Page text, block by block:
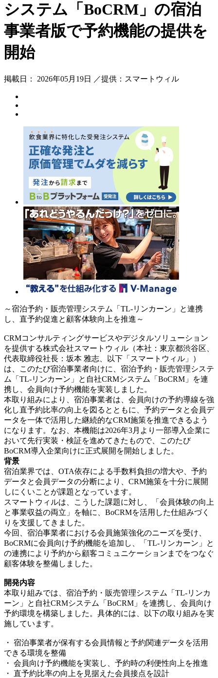
システム「BoCRM」の宿泊
事業者版で予約機能の提供を
開始
掲載日： 2026年05月19日 ／提供：スマートウィル
～宿泊予約・販売管理システム「TL-リンカーン」と連携
し、直予約促進と顧客体験向上を推進～
CRMコンサルティングサービスやデジタルソリューション
を提供する株式会社スマートウィル（本社：東京都渋谷区、
代表取締役社長：坂本 雅志、以下「スマートウィル」）
は、このたび宿泊事業者向けに、宿泊予約・販売管理システ
ム「TL-リンカーン」と自社CRMシステム「BoCRM」を連
携し、会員向け予約機能を実装しました。
本取り組みにより、宿泊事業者は、会員向けの予約導線を強
化し直予約比率の向上を図るとともに、予約データと会員デ
ータを一体で活用した継続的なCRM施策を推進できるよう
になります。なお、本機能は2026年3月より一部導入企業に
おいて先行実装・検証を進めてきたもので、このたび
BoCRM導入企業向けに正式展開を開始しました。
背景
宿泊業界では、OTA依存による手数料負担の増大や、予約
データと会員データの分断により、CRM施策を十分に展開
しにくいことが課題となっています。
スマートウィルは、こうした課題に対し、「会員体験の向上
と事業収益の両立」を軸に、BoCRMを活用した仕組みづく
りを支援してきました。
今回、宿泊事業者における会員施策強化のニーズを受け、
BoCRMに会員向け予約機能を追加し、「TL-リンカーン」と
の連携により予約から顧客コミュニケーションまでをつなぐ
顧客体験を整備しました。
開発内容
本取り組みでは、宿泊予約・販売管理システム「TL-リンカ
ーン」と自社CRMシステム「BoCRM」を連携し、会員向け
予約環境を構築しました。具体的には、以下の取り組みを実
施しています。
・ 宿泊事業者が保有する会員情報と予約関連データを活用
できる環境を整備
・ 会員向け予約機能を実装し、予約時の利便性向上を推進
・ 直予約比率の向上を見据えた会員接点を設計